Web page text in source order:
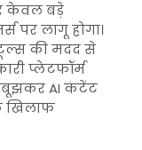
केवल बड़े
पर लागू होगा।
की मदद से
प्लेटफॉर्म
AI कंटेंट
खिलाफ